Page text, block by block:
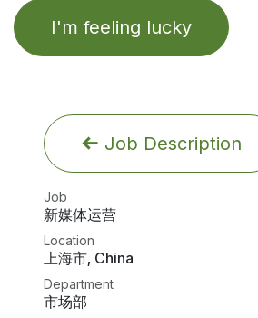
I'm feeling lucky
Job Description
Job
新媒体运营
Location
上海市, China
Department
市场部